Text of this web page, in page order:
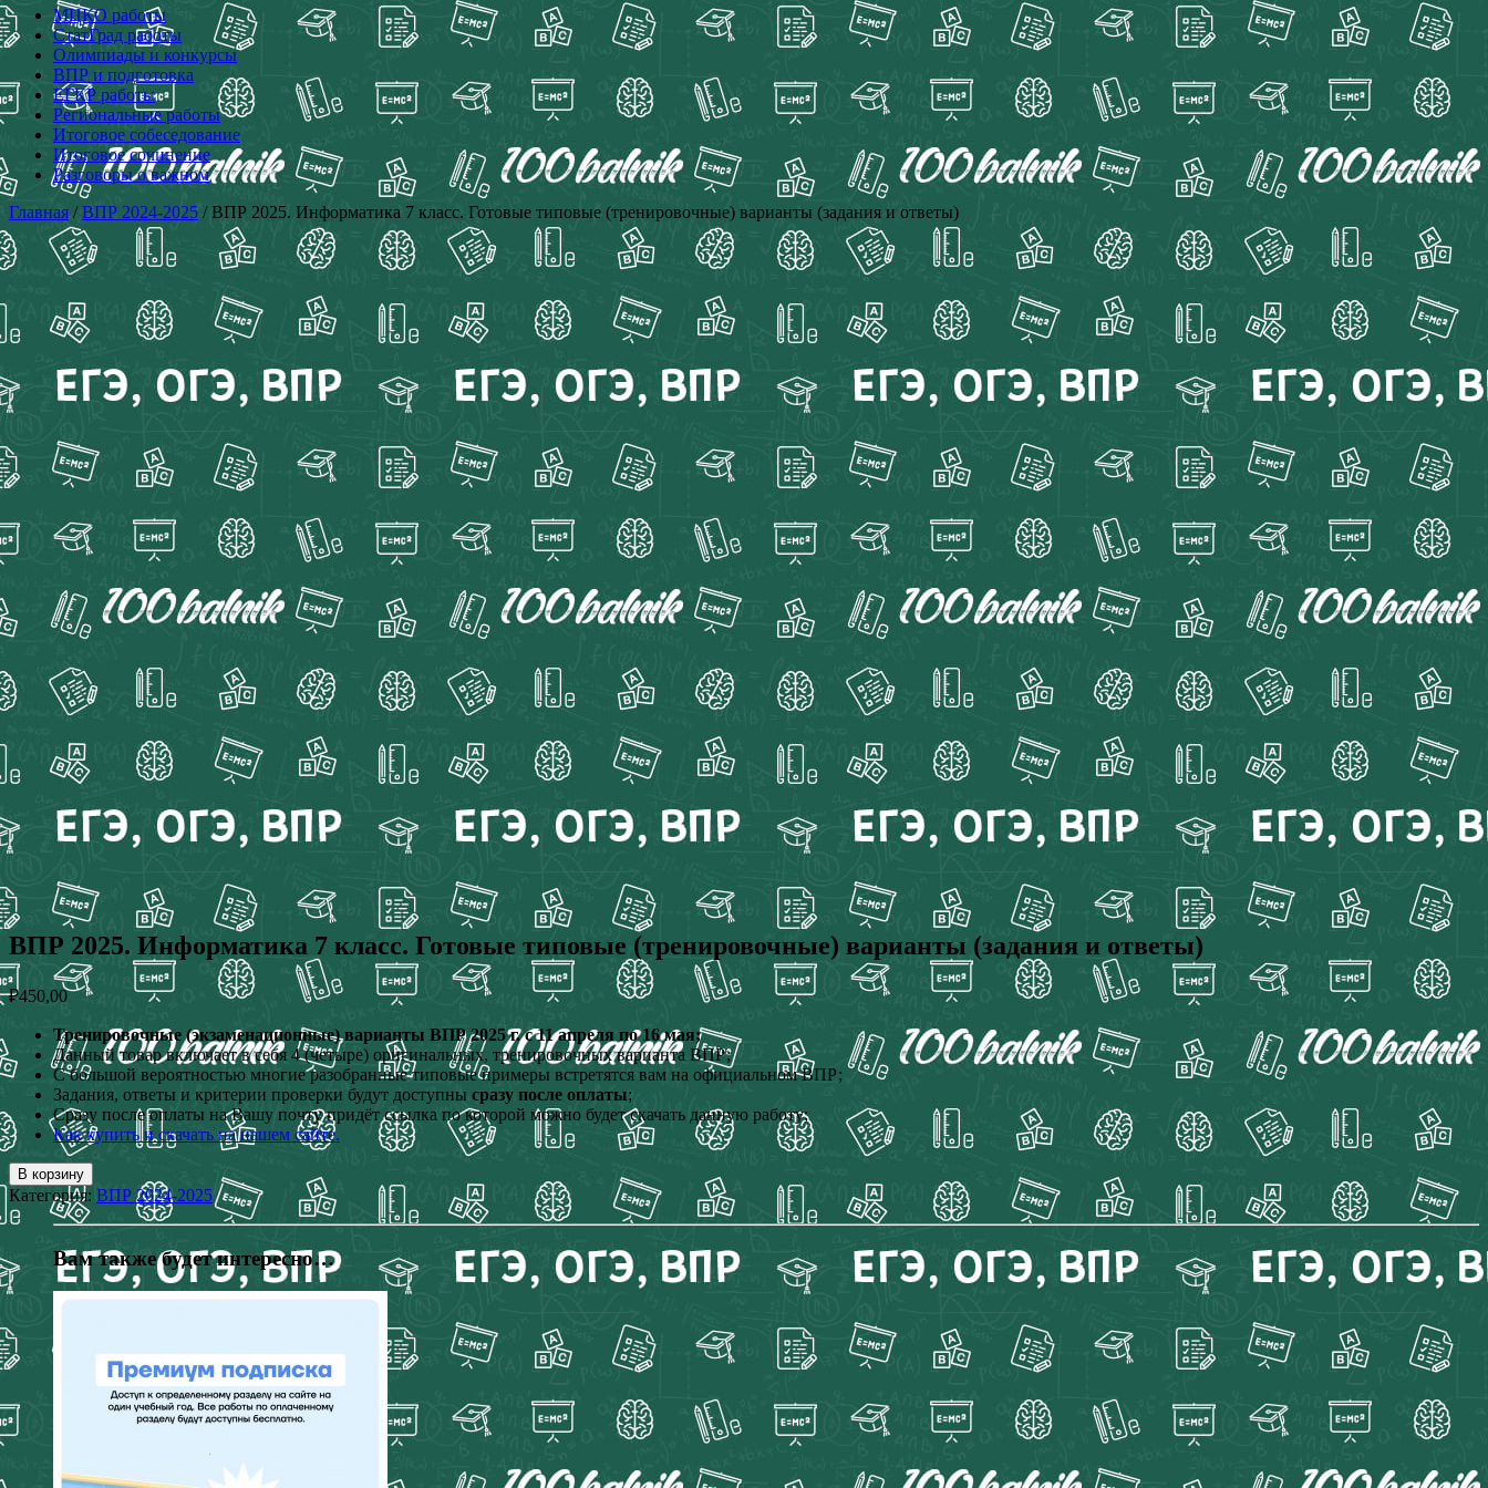
МЦКО работы
СтатГрад работы
Олимпиады и конкурсы
ВПР и подготовка
ЕГКР работы
Региональные работы
Итоговое собеседование
Итоговое сочинение
Разговоры о важном
Главная /ВПР 2024-2025 / ВПР 2025. Информатика 7 класс. Готовые типовые (тренировочные) варианты (задания и ответы)
ВПР 2025. Информатика 7 класс. Готовые типовые (тренировочные) варианты (задания и ответы)
₽450,00
Тренировочные (экзаменационные) варианты ВПР 2025 г. с 11 апреля по 16 мая;
Данный товар включает в себя 4 (четыре) оригинальных, тренировочных варианта ВПР;
С большой вероятностью многие разобранные типовые примеры встретятся вам на официальном ВПР;
Задания, ответы и критерии проверки будут доступны сразу после оплаты;
Сразу после оплаты на Вашу почту придёт ссылка по которой можно будет скачать данную работу;
Как купить и скачать на нашем сайте.
В корзину
Категория: ВПР 2024-2025
Вам также будет интересно…